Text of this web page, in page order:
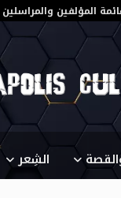
المؤلفين والمراسلين
الشِعر